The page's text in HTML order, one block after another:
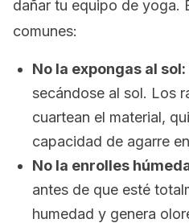
dañar tu equipo de yoga.
comunes:
No la expongas al sol:
secándose al sol. Los
cuartean el material,
capacidad de agarre
No la enrolles
antes de que esté
humedad y genera